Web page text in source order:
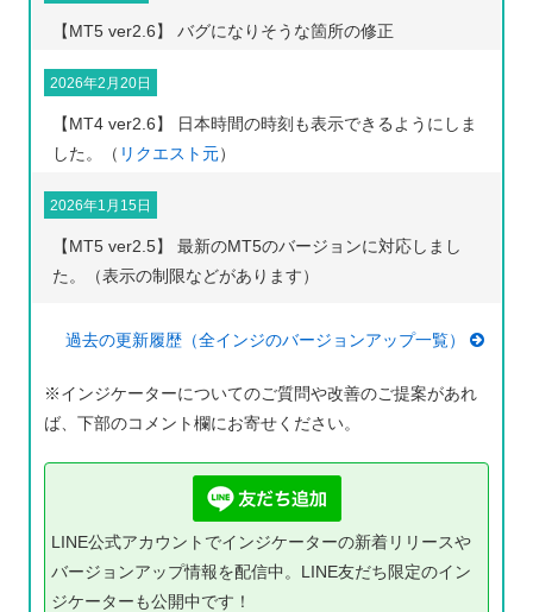
【MT5 ver2.6】 バグになりそうな箇所の修正
2026年2月20日
【MT4 ver2.6】 日本時間の時刻も表示できるようにしま
した。（ リクエスト元）
2026年1月15日
【MT5 ver2.5】 最新のMT5のバージョンに対応しまし
た。（表示の制限などがあります）
過去の更新履歴（全インジのバージョンアップ一覧）
※インジケーターについてのご質問や改善のご提案があれ
ば、下部のコメント欄にお寄せください。
LINE公式アカウントでインジケーターの新着リリースや
バージョンアップ情報を配信中。LINE友だち限定のイン
ジケーターも公開中です！